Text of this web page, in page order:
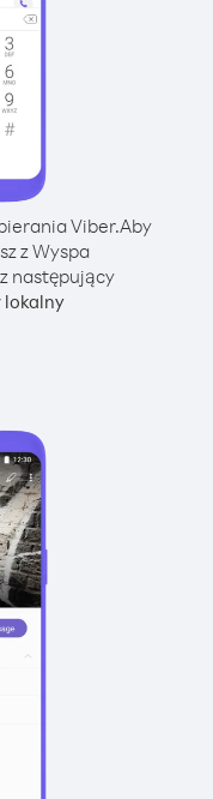
Viber.Aby
z Wyspa
następujący
lokalny